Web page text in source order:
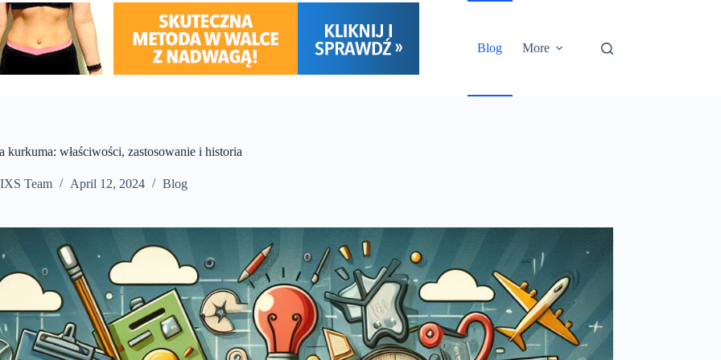
Blog
More
kurkuma: właściwości, zastosowanie i historia
IXS Team April 12, 2024 Blog